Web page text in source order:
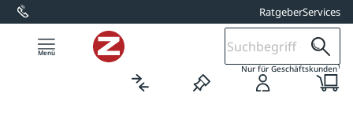
springen RatgeberServices
Nur für Geschäftskunden1